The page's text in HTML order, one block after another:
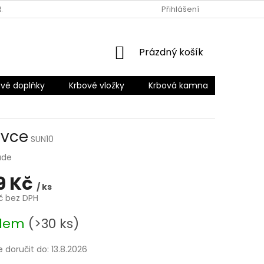
OSOBNÍCH ÚDAJŮ Přihlášení
NÁKUPNÍ
Prázdný košík
doplňky Krbové vložky Krbová kamna
SUN10
Kč / ks
bez DPH
(>30 ks)
doručit do: 13.8.2026